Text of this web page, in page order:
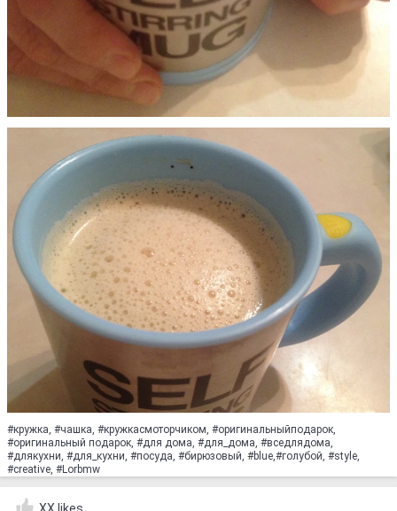
#кружка, #чашка, #кружкасмоторчиком, #оригинальныйподарок,
#оригинальный подарок, #для дома, #для_дома, #вседлядома,
#длякухни, #для_кухни, #посуда, #бирюзовый, #blue,#голубой, #style,
#creative, #Lorbmw